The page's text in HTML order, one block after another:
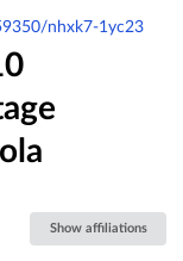
nhxk7-1yc23
Show affiliations